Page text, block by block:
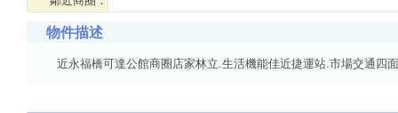
物件描述
近永福橋可達公館商圈店家林立.生活機能佳近捷運站.市場交通四